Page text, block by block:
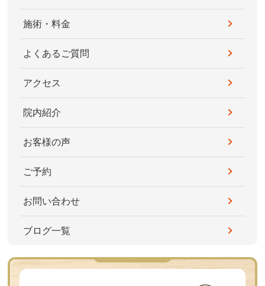
施術・料金
よくあるご質問
アクセス
院内紹介
お客様の声
ご予約
お問い合わせ
ブログ一覧